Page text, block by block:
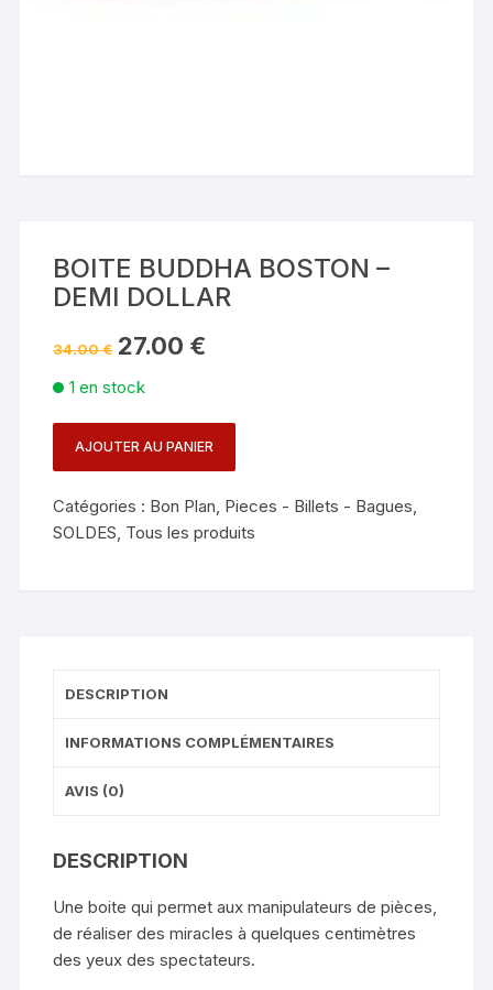
BOITE BUDDHA BOSTON –
DEMI DOLLAR
34.00€ Le
prix
était :
27.00 €
1 en stock
BOITE
BUDDHA
AJOUTER AU PANIER
Catégories : Bon Plan, Pieces - Billets - Bagues,
SOLDES, Tous les produits
DESCRIPTION
INFORMATIONS COMPLÉMENTAIRES
AVIS (0)
DESCRIPTION
Une boite qui permet aux manipulateurs de pièces,
de réaliser des miracles à quelques centimètres
des yeux des spectateurs.